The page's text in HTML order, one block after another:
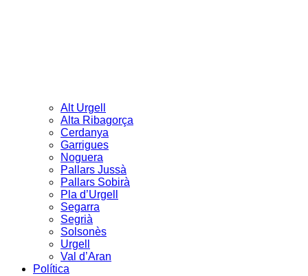
Alt Urgell
Alta Ribagorça
Cerdanya
Garrigues
Noguera
Pallars Jussà
Pallars Sobirà
Pla d’Urgell
Segarra
Segrià
Solsonès
Urgell
Val d’Aran
Política